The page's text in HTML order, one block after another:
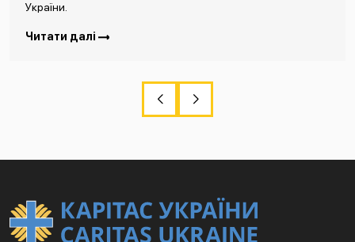
України.
Читати далі